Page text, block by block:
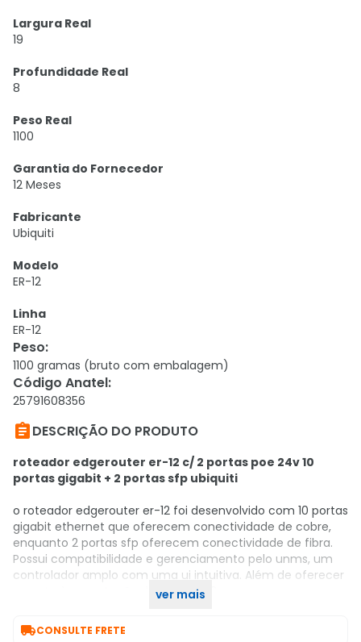
Largura Real
19
Profundidade Real
8
Peso Real
1100
Garantia do Fornecedor
12 Meses
Fabricante
Ubiquiti
Modelo
ER-12
Linha
ER-12
Peso:
1100 gramas (bruto com embalagem)
Código Anatel:
25791608356
DESCRIÇÃO DO PRODUTO
roteador edgerouter er-12 c/ 2 portas poe 24v 10
portas gigabit + 2 portas sfp ubiquiti
o roteador edgerouter er-12 foi desenvolvido com 10 portas
gigabit ethernet que oferecem conectividade de cobre,
enquanto 2 portas sfp oferecem conectividade de fibra.
Possui compatibilidade e gerenciamento pelo unms, um
controlador amplo com uma ui intuitiva. Além de oferecer
suporte à comutação de camada 2.
ver mais
CONSULTE FRETE